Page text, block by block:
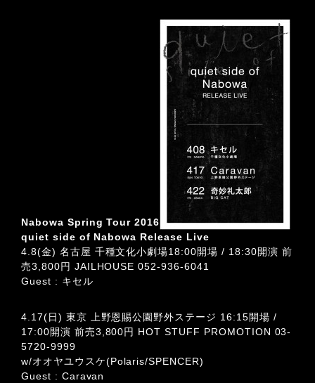
Nabowa Spring Tour 2016
quiet side of Nabowa Release Live
4.8(金) 名古屋 千種文化小劇場18:00開場 / 18:30開演 前
売3,800円 JAILHOUSE 052-936-6041
Guest : キセル
4.17(日) 東京 上野恩賜公園野外ステージ 16:15開場 /
17:00開演 前売3,800円 HOT STUFF PROMOTION 03-
5720-9999
w/オオヤユウスケ(Polaris/SPENCER)
Guest : Caravan